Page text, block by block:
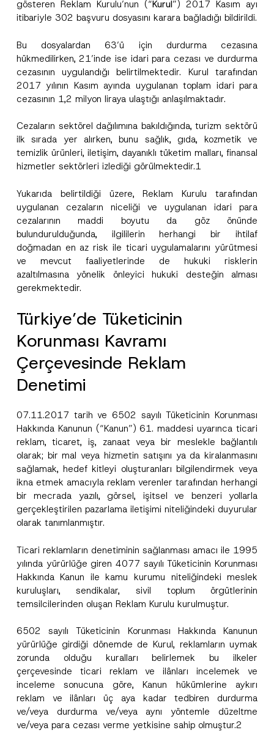
gösteren Reklam Kurulu’nun (“Kurul”) 2017 Kasım ayı
itibariyle 302 başvuru dosyasını karara bağladığı bildirildi.
Bu dosyalardan 63’ü için durdurma cezasına
hükmedilirken, 21’inde ise idari para cezası ve durdurma
cezasının uygulandığı belirtilmektedir. Kurul tarafından
2017 yılının Kasım ayında uygulanan toplam idari para
cezasının 1,2 milyon liraya ulaştığı anlaşılmaktadır.
Cezaların sektörel dağılımına bakıldığında, turizm sektörü
ilk sırada yer alırken, bunu sağlık, gıda, kozmetik ve
temizlik ürünleri, iletişim, dayanıklı tüketim malları, finansal
hizmetler sektörleri izlediği görülmektedir.1
Yukarıda belirtildiği üzere, Reklam Kurulu tarafından
uygulanan cezaların niceliği ve uygulanan idari para
cezalarının maddi boyutu da göz önünde
bulundurulduğunda, ilgililerin herhangi bir ihtilaf
doğmadan en az risk ile ticari uygulamalarını yürütmesi
ve mevcut faaliyetlerinde de hukuki risklerin
azaltılmasına yönelik önleyici hukuki desteğin alması
gerekmektedir.
Türkiye’de Tüketicinin
Korunması Kavramı
Çerçevesinde Reklam
Denetimi
07.11.2017 tarih ve 6502 sayılı Tüketicinin Korunması
Hakkında Kanunun (“Kanun”) 61. maddesi uyarınca ticari
reklam, ticaret, iş, zanaat veya bir meslekle bağlantılı
olarak; bir mal veya hizmetin satışını ya da kiralanmasını
sağlamak, hedef kitleyi oluşturanları bilgilendirmek veya
ikna etmek amacıyla reklam verenler tarafından herhangi
bir mecrada yazılı, görsel, işitsel ve benzeri yollarla
gerçekleştirilen pazarlama iletişimi niteliğindeki duyurular
olarak tanımlanmıştır.
Ticari reklamların denetiminin sağlanması amacı ile 1995
yılında yürürlüğe giren 4077 sayılı Tüketicinin Korunması
Hakkında Kanun ile kamu kurumu niteliğindeki meslek
kuruluşları, sendikalar, sivil toplum örgütlerinin
temsilcilerinden oluşan Reklam Kurulu kurulmuştur.
6502 sayılı Tüketicinin Korunması Hakkında Kanunun
yürürlüğe girdiği dönemde de Kurul, reklamların uymak
zorunda olduğu kuralları belirlemek bu ilkeler
çerçevesinde ticari reklam ve ilânları incelemek ve
inceleme sonucuna göre, Kanun hükümlerine aykırı
reklam ve ilânları üç aya kadar tedbiren durdurma
ve/veya durdurma ve/veya aynı yöntemle düzeltme
ve/veya para cezası verme yetkisine sahip olmuştur.2